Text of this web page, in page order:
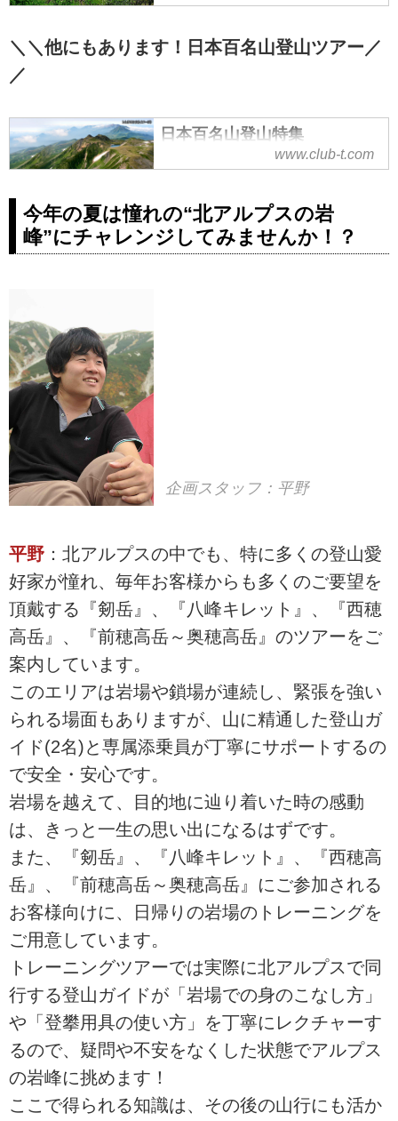
＼＼他にもあります！日本百名山登山ツアー／
／
日本百名山登山特集
www.club-t.com
今年の夏は憧れの“北アルプスの岩
峰”にチャレンジしてみませんか！？
企画スタッフ：平野
平野 ：北アルプスの中でも、特に多くの登山愛
好家が憧れ、毎年お客様からも多くのご要望を
頂戴する『剱岳』、『八峰キレット』、『西穂
高岳』、『前穂高岳～奥穂高岳』のツアーをご
案内しています。
このエリアは岩場や鎖場が連続し、緊張を強い
られる場面もありますが、山に精通した登山ガ
イド(2名)と専属添乗員が丁寧にサポートするの
で安全・安心です。
岩場を越えて、目的地に辿り着いた時の感動
は、きっと一生の思い出になるはずです。
また、『剱岳』、『八峰キレット』、『西穂高
岳』、『前穂高岳～奥穂高岳』にご参加される
お客様向けに、日帰りの岩場のトレーニングを
ご用意しています。
トレーニングツアーでは実際に北アルプスで同
行する登山ガイドが「岩場での身のこなし方」
や「登攀用具の使い方」を丁寧にレクチャーす
るので、疑問や不安をなくした状態でアルプス
の岩峰に挑めます！
ここで得られる知識は、その後の山行にも活か